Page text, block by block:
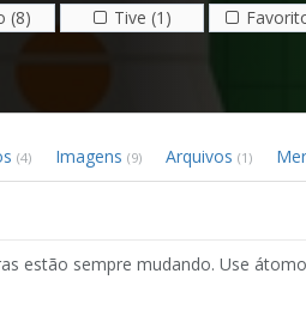
(8) Tive (1)
(4) Imagens (9) Arquivos (1)
estão sempre mudando. Use